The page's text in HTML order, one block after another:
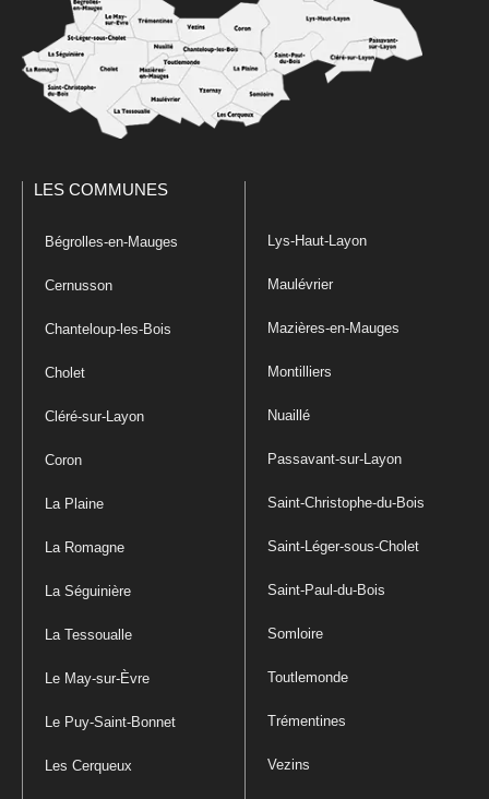
LES COMMUNES
Bégrolles-en-Mauges
Cernusson
Chanteloup-les-Bois
Cholet
Cléré-sur-Layon
Coron
La Plaine
La Romagne
La Séguinière
La Tessoualle
Le May-sur-Èvre
Le Puy-Saint-Bonnet
Les Cerqueux
Lys-Haut-Layon
Maulévrier
Mazières-en-Mauges
Montilliers
Nuaillé
Passavant-sur-Layon
Saint-Christophe-du-Bois
Saint-Léger-sous-Cholet
Saint-Paul-du-Bois
Somloire
Toutlemonde
Trémentines
Vezins